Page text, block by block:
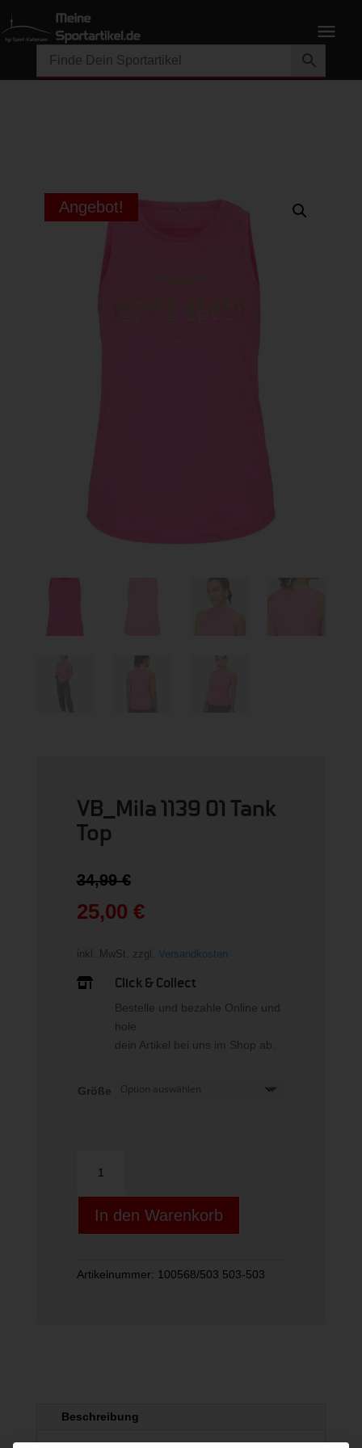
Angebot!
VB_Mila 1139 01 Tank
Top
34,99€Preis
war:
34,99 €
25,00 €
Aktueller
Preis
25,00 €.
inkl. MwSt. zzgl. Versandkosten
 Click & Collect
Bestelle und bezahle Online und
hole
dein Artikel bei uns im Shop ab.
Größe
1139
01
Top
In den Warenkorb
Artikelnummer: 100568/503 503-503
Beschreibung